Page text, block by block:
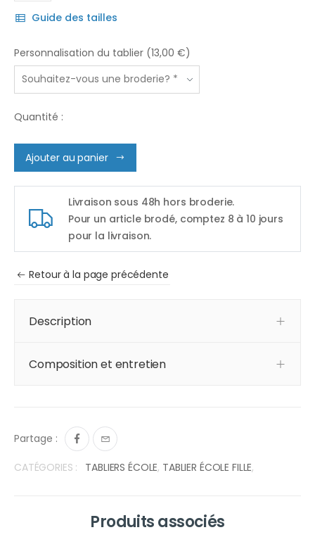
Guide des tailles
Personnalisation du tablier (13,00 €)
Quantité :
Ajouter au panier
Livraison sous 48h hors broderie.
Pour un article brodé, comptez 8 à 10 jours
pour la livraison.
Retour à la page précédente
Description
Composition et entretien
Partage :
CATÉGORIES : TABLIERS ÉCOLE, TABLIER ÉCOLE FILLE,
Produits associés